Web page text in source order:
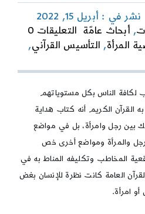
نشر في : أبريل 15, 2022
,أبحاث عامّة التعليقات 0
المرأة, التأسيس القرآني,
لكافة الناس بكل مستوياتهم
القرآن الكريم أنه كتاب هداية
بين رجل وامرأة، بل في مواضع
والمرأة ومواضع أخرى خص
المخاطب وتكليفه المناط به في
العامة كانت نظرة للإنسان بغض
امرأة.